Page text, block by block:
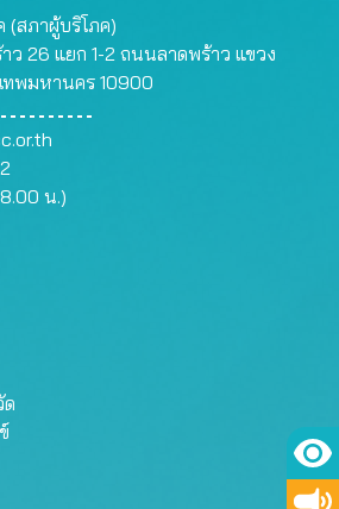
(สภาผู้บริโภค)
าว 26 แยก 1-2 ถนนลาดพร้าว แขวง
ทพมหานคร 10900
น.)